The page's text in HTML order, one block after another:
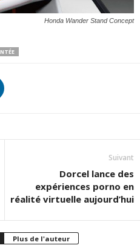
Honda Wander Stand Concept
Suivant
Dorcel lance des
expériences porno en
réalité virtuelle aujourd’hui
Plus de l'auteur